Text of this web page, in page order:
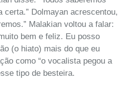
certa.” Dolmayan acrescentou,
Malakian voltou a falar:
bem e feliz. Eu posso
(o hiato) mais do que eu
como “o vocalista pegou a
tipo de besteira.